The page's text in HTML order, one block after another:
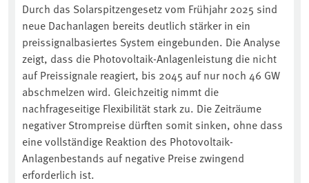
Durch das Solarspitzengesetz vom Frühjahr 2025 sind
neue Dachanlagen bereits deutlich stärker in ein
preissignalbasiertes System eingebunden. Die Analyse
zeigt, dass die Photovoltaik-Anlagenleistung die nicht
auf Preissignale reagiert, bis 2045 auf nur noch 46 GW
abschmelzen wird. Gleichzeitig nimmt die
nachfrageseitige Flexibilität stark zu. Die Zeiträume
negativer Strompreise dürften somit sinken, ohne dass
eine vollständige Reaktion des Photovoltaik-
Anlagenbestands auf negative Preise zwingend
erforderlich ist.